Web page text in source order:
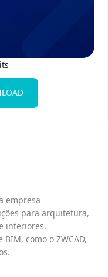
empresa
para arquitetura,
interiores,
como o ZWCAD,